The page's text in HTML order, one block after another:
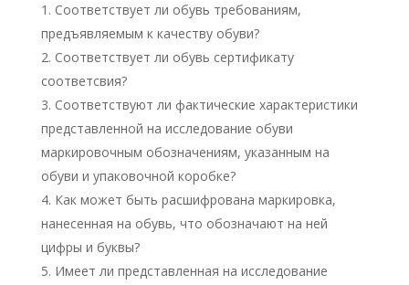
Соответствует ли обувь требованиям,
предъявляемым к качеству обуви?
Соответствует ли обувь сертификату
соответсвия?
Соответствуют ли фактические характеристики
представленной на исследование обуви
маркировочным обозначениям, указанным на
обуви и упаковочной коробке?
Как может быть расшифрована маркировка,
нанесенная на обувь, что обозначают на ней
цифры и буквы?
Имеет ли представленная на исследование